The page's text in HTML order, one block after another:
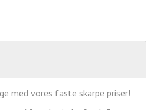
med vores faste skarpe priser!